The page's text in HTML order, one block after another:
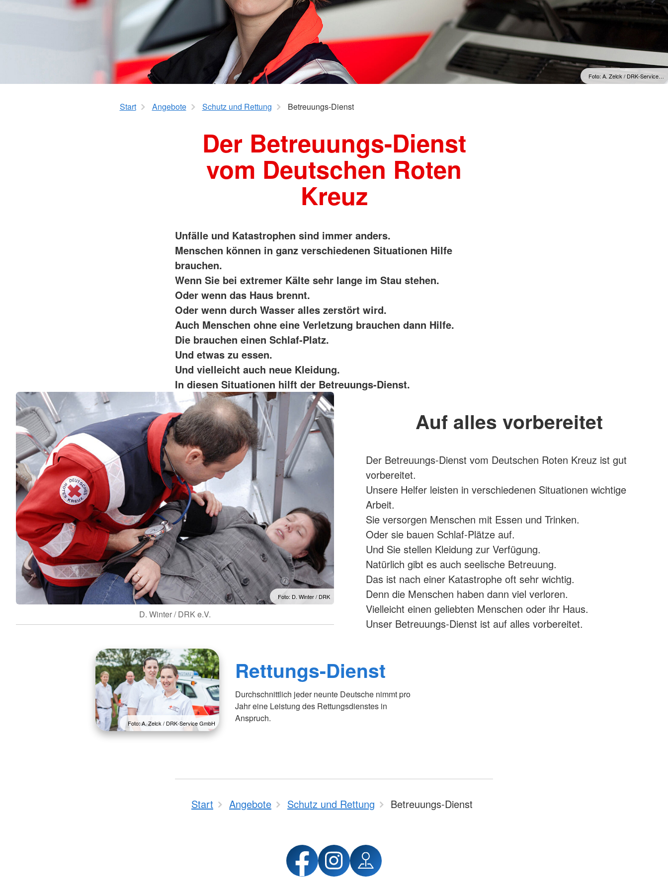
Foto: A. Zelck / DRK-Service…
Start Angebote Schutz und Rettung Betreuungs-Dienst
Der Betreuungs-Dienst
vom Deutschen Roten
Kreuz
Unfälle und Katastrophen sind immer anders.
Menschen können in ganz verschiedenen Situationen Hilfe
brauchen.
Wenn Sie bei extremer Kälte sehr lange im Stau stehen.
Oder wenn das Haus brennt.
Oder wenn durch Wasser alles zerstört wird.
Auch Menschen ohne eine Verletzung brauchen dann Hilfe.
Die brauchen einen Schlaf-Platz.
Und etwas zu essen.
Und vielleicht auch neue Kleidung.
In diesen Situationen hilft der Betreuungs-Dienst.
Foto: D. Winter / DRK
D. Winter / DRK e.V.
Auf alles vorbereitet
Der Betreuungs-Dienst vom Deutschen Roten Kreuz ist gut
vorbereitet.
Unsere Helfer leisten in verschiedenen Situationen wichtige
Arbeit.
Sie versorgen Menschen mit Essen und Trinken.
Oder sie bauen Schlaf-Plätze auf.
Und Sie stellen Kleidung zur Verfügung.
Natürlich gibt es auch seelische Betreuung.
Das ist nach einer Katastrophe oft sehr wichtig.
Denn die Menschen haben dann viel verloren.
Vielleicht einen geliebten Menschen oder ihr Haus.
Unser Betreuungs-Dienst ist auf alles vorbereitet.
Foto: A. Zelck / DRK-Service GmbH
Rettungs-Dienst
Durchschnittlich jeder neunte Deutsche nimmt pro
Jahr eine Leistung des Rettungsdienstes in
Anspruch.
Start Angebote Schutz und Rettung Betreuungs-Dienst